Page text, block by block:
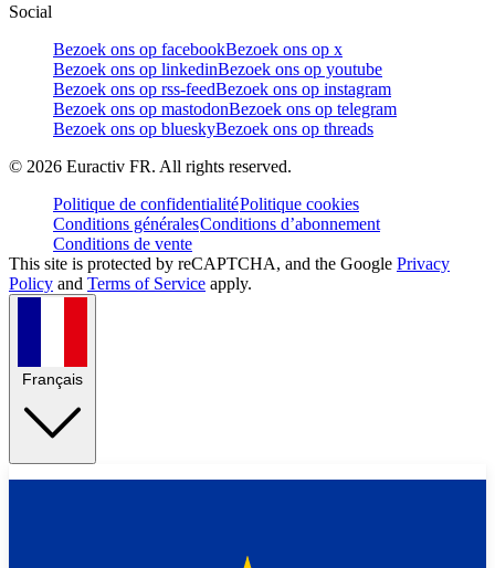
Social
Bezoek ons op facebookBezoek ons op x
Bezoek ons op linkedinBezoek ons op youtube
Bezoek ons op rss-feedBezoek ons op instagram
Bezoek ons op mastodonBezoek ons op telegram
Bezoek ons op blueskyBezoek ons op threads
© 2026 Euractiv FR. All rights reserved.
Politique de confidentialitéPolitique cookies
Conditions généralesConditions d’abonnement
Conditions de vente
This site is protected by reCAPTCHA, and the Google Privacy
Policy and Terms of Service apply.
Français